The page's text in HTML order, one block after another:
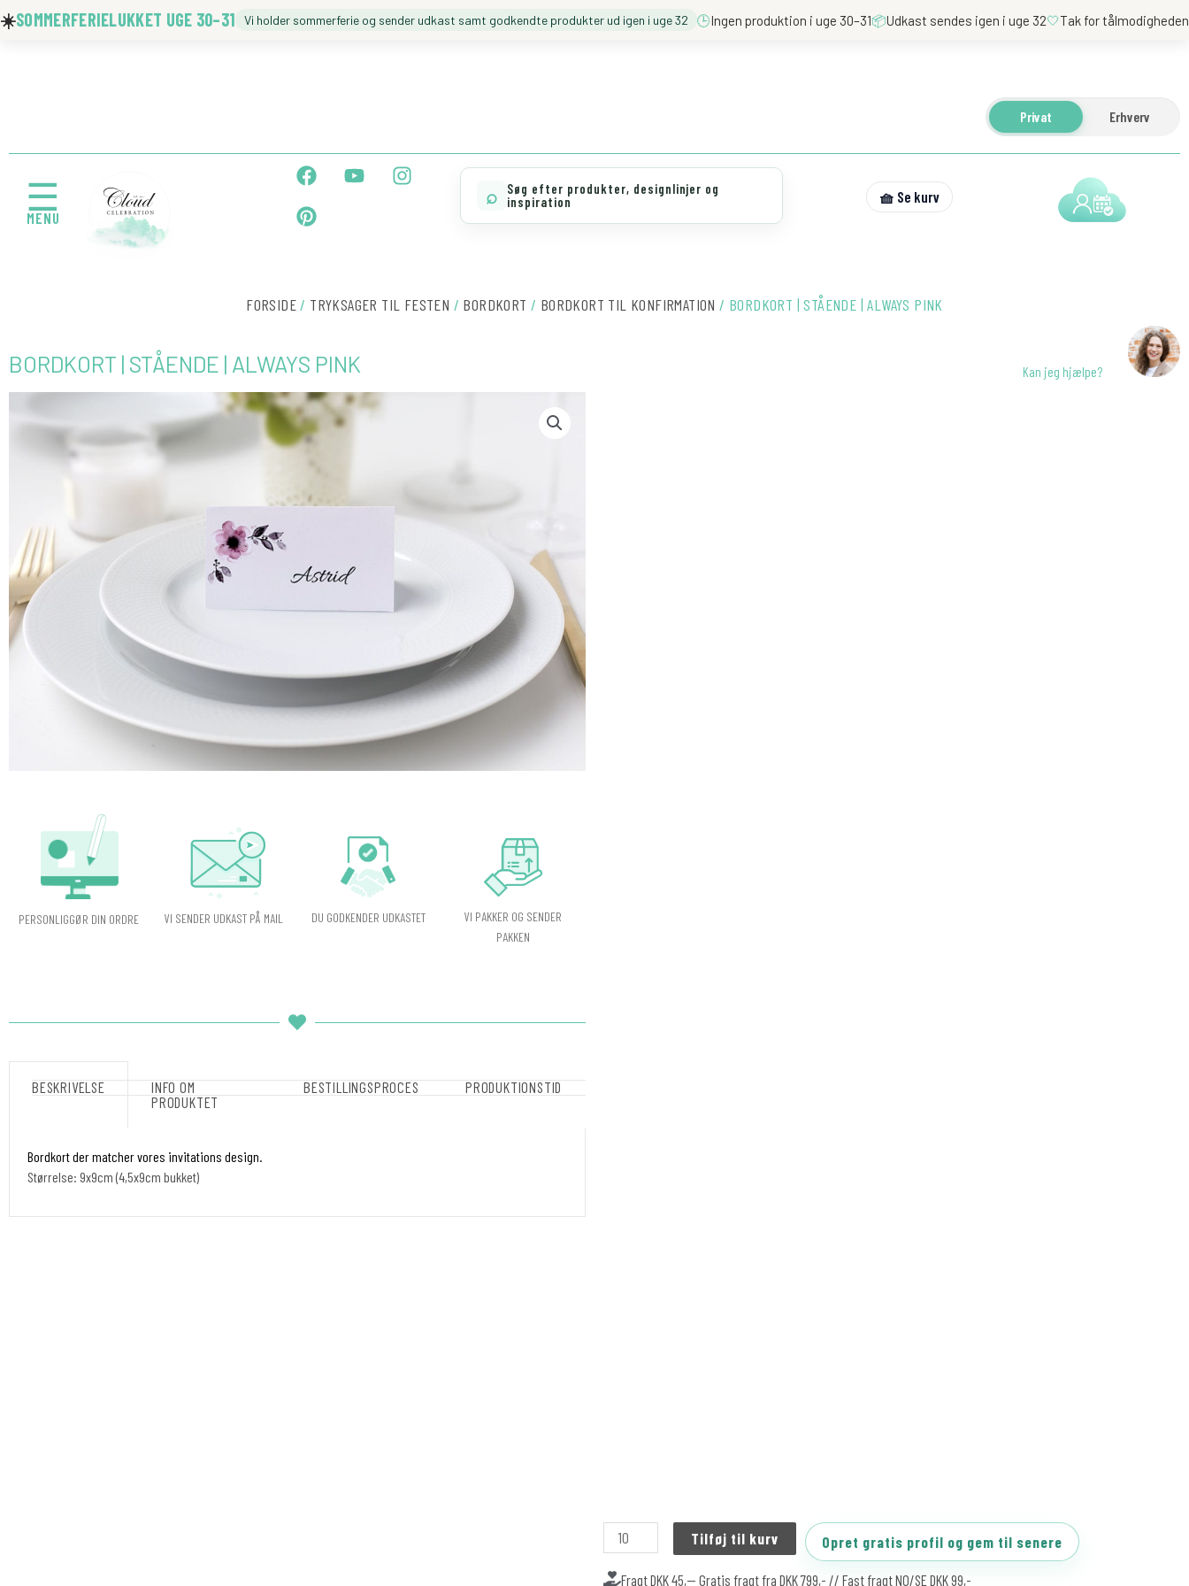
☀️SOMMERFERIELUKKET UGE 30–31 Vi holder sommerferie og sender udkast samt godkendte produkter ud igen i uge 32 🕒Ingen produktion i uge 30–31📦Udkast sendes igen i uge 32🤍Tak for tålmodigheden
Gå
til
Privat Erhverv
☰
MENU
F
a
c
e
k
Y
o
I
n
a
P
i
n
t
s
⌕
Søg efter produkter, designlinjer og
inspiration
🧺 Se kurv
FORSIDE/ TRYKSAGER TIL FESTEN / BORDKORT / BORDKORT TIL KONFIRMATION / BORDKORT | STÅENDE | ALWAYS PINK
BORDKORT | STÅENDE | ALWAYS PINK
PERSONLIGGØR DIN ORDRE VI SENDER UDKAST PÅ MAIL DU GODKENDER UDKASTET
VI PAKKER OG SENDER
PAKKEN
BESKRIVELSE
INFO OM
PRODUKTET
BESTILLINGSPROCES PRODUKTIONSTID
Bordkort der matcher vores invitations design.
Størrelse: 9x9cm (4,5x9cm bukket)
Kan jeg hjælpe?
Tilføj til kurv Opret gratis profil og gem til senere
Fragt DKK 45,-- Gratis fragt fra DKK 799,- // Fast fragt NO/SE DKK 99,-